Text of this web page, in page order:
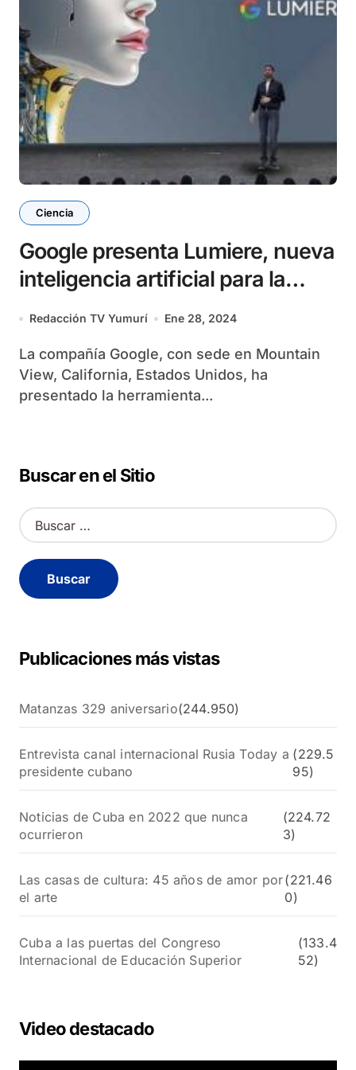
Ciencia
Google presenta Lumiere, nueva
inteligencia artificial para la
creación de videos
Redacción TV Yumurí Ene 28, 2024
La compañía Google, con sede en Mountain
View, California, Estados Unidos, ha
presentado la herramienta...
Buscar en el Sitio
B
u
c
a
Publicaciones más vistas
Matanzas 329 aniversario(244.950)
Entrevista canal internacional Rusia Today a
presidente cubano
(229.5
95)
Noticias de Cuba en 2022 que nunca
ocurrieron
(224.72
3)
Las casas de cultura: 45 años de amor por
el arte
(221.46
0)
Cuba a las puertas del Congreso
Internacional de Educación Superior
(133.4
52)
Video destacado